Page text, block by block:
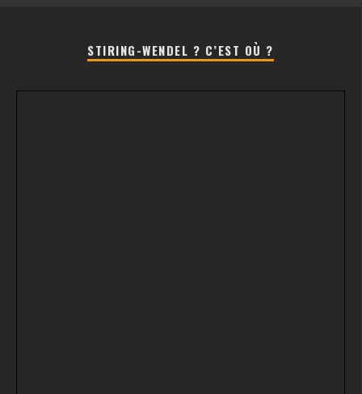
STIRING-WENDEL ? C’EST OÙ ?